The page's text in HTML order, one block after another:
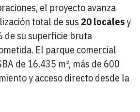
el proyecto avanza
total de sus20 localesy
de su superficie bruta
El parque comercial
de 16.435 m², más de 600
y acceso directo desde la